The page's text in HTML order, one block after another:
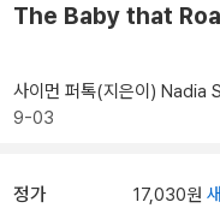
The Baby that
사이먼 퍼톡(지은이) Nadia
9-03
정가 17,030원